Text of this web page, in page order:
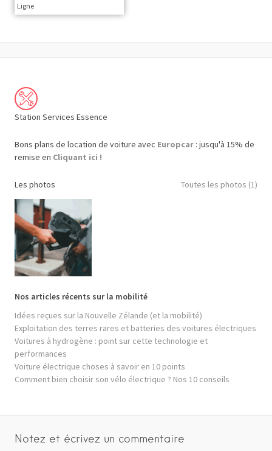
Ligne
Station Services Essence
Bons plans de location de voiture avec Europcar : jusqu'à 15% de
remise en Cliquant ici !
Les photos Toutes les photos (1)
Nos articles récents sur la mobilité
Idées reçues sur la Nouvelle Zélande (et la mobilité)
Exploitation des terres rares et batteries des voitures électriques
Voitures à hydrogène : point sur cette technologie et
performances
Voiture électrique choses à savoir en 10 points
Comment bien choisir son vélo électrique ? Nos 10 conseils
Notez et écrivez un commentaire